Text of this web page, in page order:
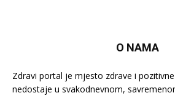
O NAMA
Zdravi portal je mjesto zdrave i
nedostaje u svakodnevnom,